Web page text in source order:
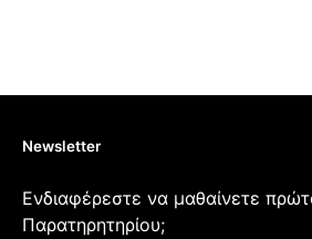
Newsletter
Ενδιαφέρεστε να μαθαίνετε
Παρατηρητηρίου;